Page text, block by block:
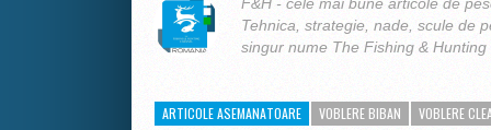
F&H - cele mai bune articole de
Tehnica, strategie, nade, scule de
singur nume The Fishing & Hunting
ARTICOLE ASEMANATOARE VOBLERE BIBAN VOBLERE